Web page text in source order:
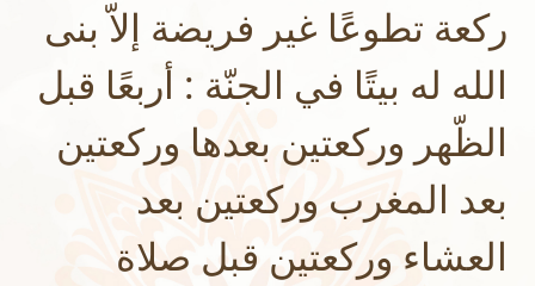
ركعة تطوعًا غير فريضة إلاّ بنى
الله له بيتًا في الجنّة : أربعًا قبل
الظّهر وركعتين بعدها وركعتين
بعد المغرب وركعتين بعد
العشاء وركعتين قبل صلاة